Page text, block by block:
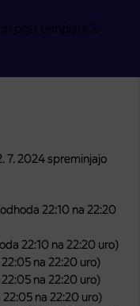
7. 2024 spreminjajo
22:10 na 22:20
22:10 na 22:20 uro)
na 22:20 uro)
na 22:20 uro)
na 22:20 uro)